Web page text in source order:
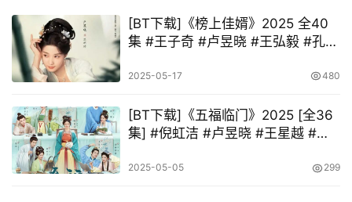
[BT下载]《榜上佳婿》2025 全40
集 #王子奇 #卢昱晓 #王弘毅 #孔雪
2025-05-17 480
[BT下载]《五福临门》2025 [全36
集] #倪虹洁 #卢昱晓 #王星越 #梁
2025-05-05 299